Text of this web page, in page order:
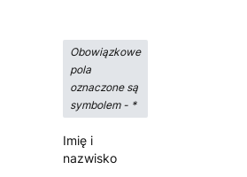
Obowiązkowe
pola
oznaczone są
symbolem - *
Imię i
nazwisko